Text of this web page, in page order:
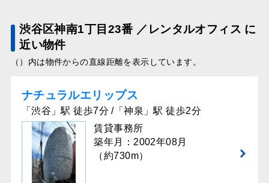
渋谷区神南1丁目23番 ／レンタルオフィス に
近い物件
（）内は物件からの直線距離を表示しています。
ナチュラルエリップス
「渋谷」駅 徒歩7分 /「神泉」駅 徒歩2分
賃貸事務所
築年月：2002年08月
（約730m）